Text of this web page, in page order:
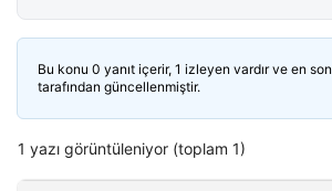
Bu konu 0 yanıt içerir, 1 izleyen vardır ve en son
tarafından güncellenmiştir.
1 yazı görüntüleniyor (toplam 1)